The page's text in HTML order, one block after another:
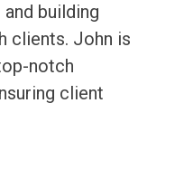
building
clients. John is
notch
client